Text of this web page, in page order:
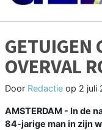
GETUIGEN
OVERVAL
Door Redactie op 2 juli
AMSTERDAM - In de
84-jarige man in zijn